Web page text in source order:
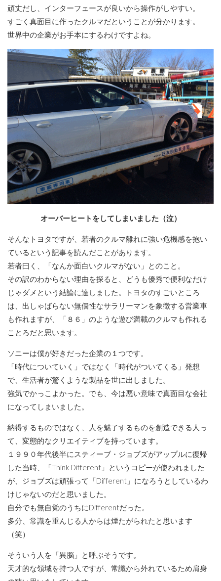
頑丈だし、インターフェースが良いから操作がしやすい。
すごく真面目に作ったクルマだということが分かります。
世界中の企業がお手本にするわけですよね。
オーバーヒートをしてしまいました（泣）
そんなトヨタですが、若者のクルマ離れに強い危機感を抱い
ているという記事を読んだことがあります。
若者曰く、「なんか面白いクルマがない」とのこと。
その訳のわからない理由を探ると、どうも優秀で便利なだけ
じゃダメという結論に達しました。トヨタのすごいところ
は、出しゃばらない無個性なサラリーマンを象徴する営業車
も作れますが、「８６」のような遊び満載のクルマも作れる
ことろだと思います。
ソニーは僕が好きだった企業の１つです。
「時代についていく」ではなく「時代がついてくる」発想
で、生活者が驚くような製品を世に出しました。
強気でかっこよかった。でも、今は悪い意味で真面目な会社
になってしまいました。
納得するものではなく、人を魅了するものを創造できる人っ
て、変態的なクリエイティブを持っています。
１９９０年代後半にスティーブ・ジョブズがアップルに復帰
した当時、「Think Different」というコピーが使われました
が、ジョブズは頑張って「Different」になろうとしているわ
けじゃないのだと思いました。
自分でも無自覚のうちにDifferentだった。
多分、常識を重んじる人からは煙たがられたと思います
（笑）
そういう人を「異脳」と呼ぶそうです。
天才的な領域を持つ人ですが、常識から外れているため肩身